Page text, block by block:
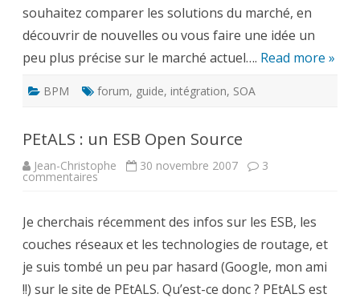
souhaitez comparer les solutions du marché, en
découvrir de nouvelles ou vous faire une idée un
peu plus précise sur le marché actuel…. Read more »
BPM forum, guide, intégration, SOA
PEtALS : un ESB Open Source
Jean-Christophe 30 novembre 2007 3
commentairessur
ESB
Open
Source
Je cherchais récemment des infos sur les ESB, les
couches réseaux et les technologies de routage, et
je suis tombé un peu par hasard (Google, mon ami
!!) sur le site de PEtALS. Qu’est-ce donc ? PEtALS est